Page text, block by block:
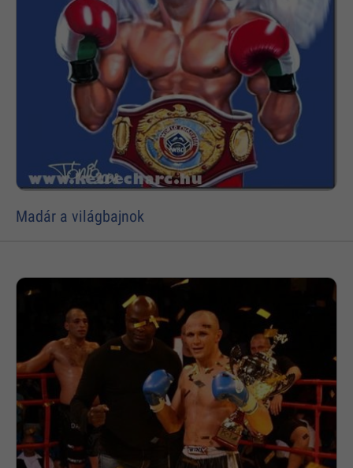
Madár a világbajnok